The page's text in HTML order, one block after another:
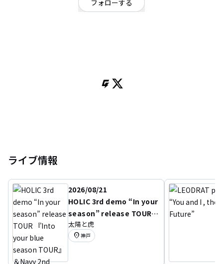
フォローする
Dr.マエダシンヤ
ライブ情報
2026/08/21
HOLIC 3rd demo “In your
season” release TOUR
『Into your blue season
TOUR』＆Navy 2nd demo
太陽と虎
location_on 神戸